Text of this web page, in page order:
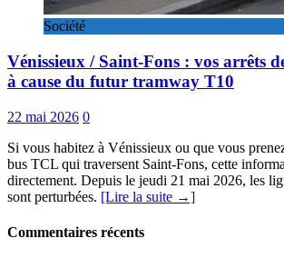
Société
Vénissieux / Saint-Fons : vos arrêts
à cause du futur tramway T10
22 mai 2026 0
Si vous habitez à Vénissieux ou que vous
bus TCL qui traversent Saint-Fons, cette
directement. Depuis le jeudi 21 mai 2026, les
sont perturbées. [Lire la suite →]
Commentaires récents